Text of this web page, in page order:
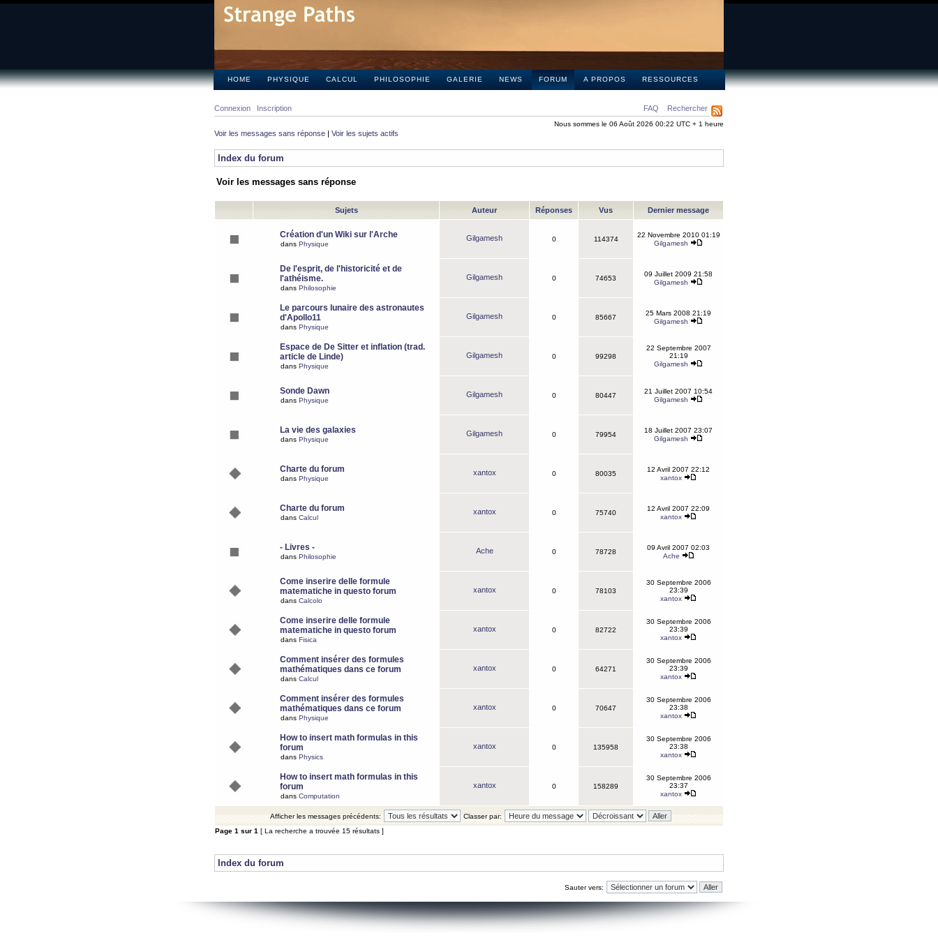
HOME PHYSIQUE CALCUL PHILOSOPHIE GALERIE NEWS FORUM A PROPOS RESSOURCES
FAQ Rechercher
Connexion Inscription
Nous sommes le 06 Août 2026 00:22 UTC + 1 heure
Voir les messages sans réponse | Voir les sujets actifs
Index du forum
Voir les messages sans réponse
Sujets Auteur Réponses Vus Dernier message
Création d'un Wiki sur l'Arche
dans Physique
Gilgamesh 0 114374
22 Novembre 2010 01:19
Gilgamesh
De l'esprit, de l'historicité et de
l'athéisme.
dans Philosophie
Gilgamesh 0 74653
09 Juillet 2009 21:58
Gilgamesh
Le parcours lunaire des astronautes
d'Apollo11
dans Physique
Gilgamesh 0 85667
25 Mars 2008 21:19
Gilgamesh
Espace de De Sitter et inflation (trad.
article de Linde)
dans Physique
Gilgamesh 0 99298
22 Septembre 2007
21:19
Gilgamesh
Sonde Dawn
dans Physique
Gilgamesh 0 80447
21 Juillet 2007 10:54
Gilgamesh
La vie des galaxies
dans Physique
Gilgamesh 0 79954
18 Juillet 2007 23:07
Gilgamesh
Charte du forum
dans Physique
xantox 0 80035
12 Avril 2007 22:12
xantox
Charte du forum
dans Calcul
xantox 0 75740
12 Avril 2007 22:09
xantox
- Livres -
dans Philosophie
Ache 0 78728
09 Avril 2007 02:03
Ache
Come inserire delle formule
matematiche in questo forum
dans Calcolo
xantox 0 78103
30 Septembre 2006
23:39
xantox
Come inserire delle formule
matematiche in questo forum
dans Fisica
xantox 0 82722
30 Septembre 2006
23:39
xantox
Comment insérer des formules
mathématiques dans ce forum
dans Calcul
xantox 0 64271
30 Septembre 2006
23:39
xantox
Comment insérer des formules
mathématiques dans ce forum
dans Physique
xantox 0 70647
30 Septembre 2006
23:38
xantox
How to insert math formulas in this
forum
dans Physics
xantox 0 135958
30 Septembre 2006
23:38
xantox
How to insert math formulas in this
forum
dans Computation
xantox 0 158289
30 Septembre 2006
23:37
xantox
Afficher les messages précédents:
Classer par:
Page 1 sur 1 [ La recherche a trouvée 15 résultats ]
Index du forum
Sauter vers: